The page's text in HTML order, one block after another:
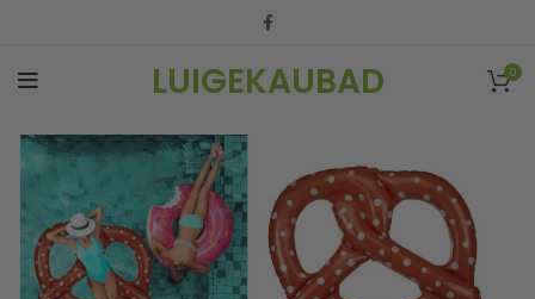
LUIGEKAUBAD 0